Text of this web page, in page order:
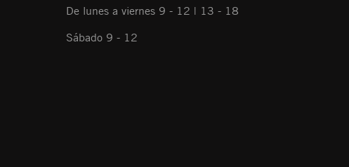
De lunes a viernes 9 - 12 | 13 - 18
Sábado 9 - 12